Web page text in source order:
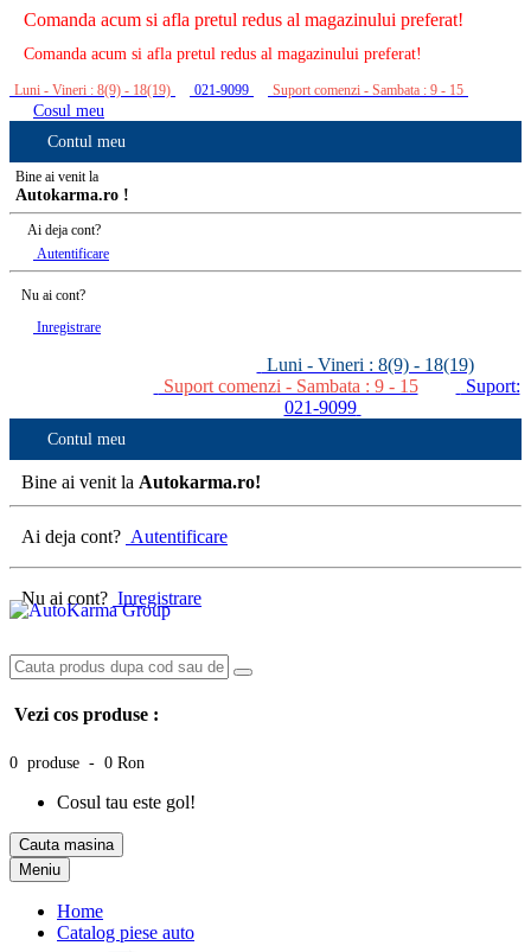
Comanda acum si afla pretul redus al magazinului preferat!
Comanda acum si afla pretul redus al magazinului preferat!
Luni - Vineri : 8(9) - 18(19) 021-9099 Suport comenzi - Sambata : 9 - 15
Cosul meu
Contul meu
Bine ai venit la
Autokarma.ro !
Ai deja cont?
Autentificare
Nu ai cont?
Inregistrare
Luni - Vineri : 8(9) - 18(19)
Suport comenzi - Sambata : 9 - 15
Suport:
021-9099
Contul meu
Bine ai venit la Autokarma.ro!
Ai deja cont? Autentificare
Nu ai cont? Inregistrare
Vezi cos produse :
0 produse - 0 Ron
Cosul tau este gol!
Cauta masina
Meniu
Home
Catalog piese auto